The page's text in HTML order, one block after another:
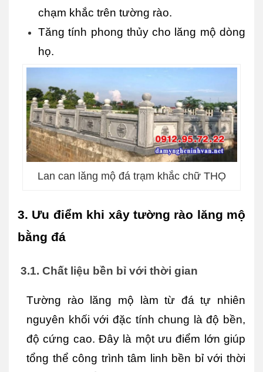
chạm khắc trên tường rào.
Tăng tính phong thủy cho lăng mộ dòng
họ.
Lan can lăng mộ đá trạm khắc chữ THỌ
3. Ưu điểm khi xây tường rào lăng mộ
bằng đá
3.1. Chất liệu bền bỉ với thời gian
Tường rào lăng mộ làm từ đá tự nhiên
nguyên khối với đặc tính chung là độ bền,
độ cứng cao. Đây là một ưu điểm lớn giúp
tổng thể công trình tâm linh bền bỉ với thời